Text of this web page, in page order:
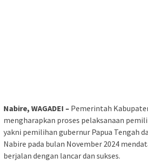
Nabire, WAGADEI – Pemerintah
mengharapkan proses pelaksanaan
yakni pemilihan gubernur Papua Tengah
Nabire pada bulan November 2024
berjalan dengan lancar dan sukses.